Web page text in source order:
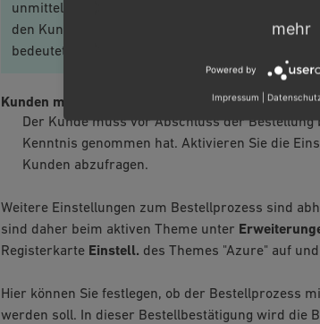
unmittelbarer Nähe zu diesen Informationen
den Kunden unmissverständlich darauf
bedeutet.
Kunden müssen die AGB bestätigen, um bestellen
Der Kunde muss vor Abschluss der
Kenntnis genommen hat. Aktivieren Sie die
Kunden abzufragen.
Weitere Einstellungen zum Bestellprozess sind
sind daher beim aktiven Theme unter
Registerkarte Einstell. des Themes "Azure" auf
Hier können Sie festlegen, ob der Bestellprozess
werden soll. In dieser Bestellbestätigung wird die
mehr
Powered by
Impressum